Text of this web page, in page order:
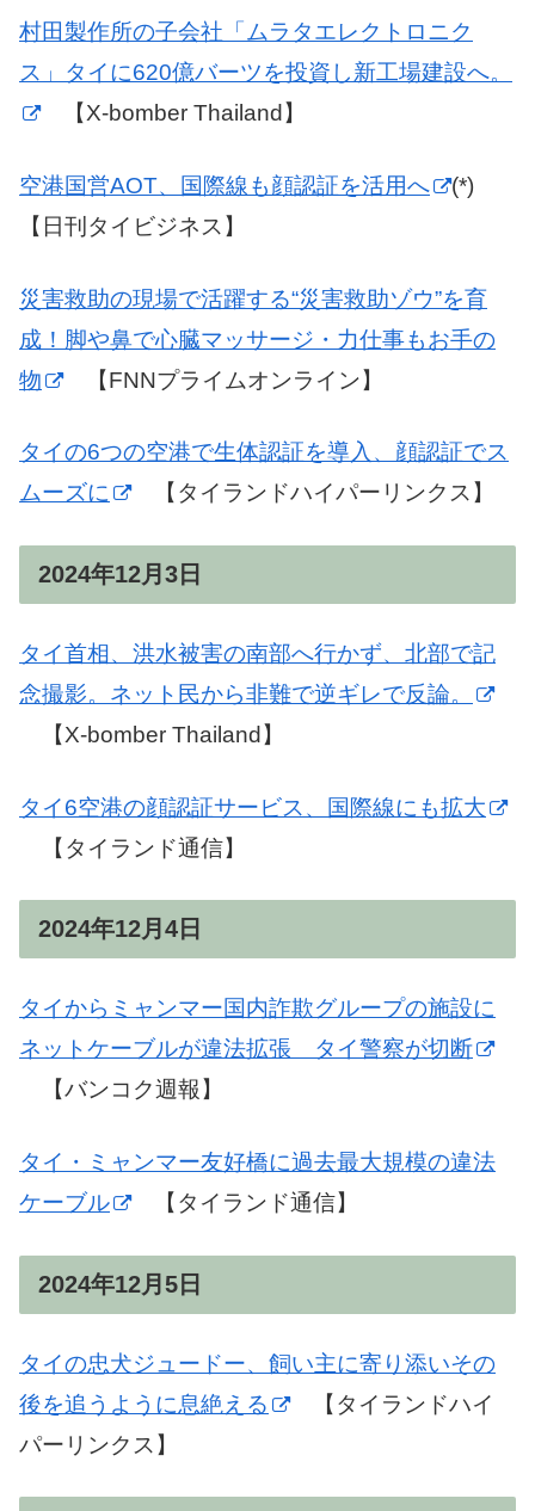
村田製作所の子会社「ムラタエレクトロニク
ス」タイに620億バーツを投資し新工場建設へ。
【X-bomber Thailand】
空港国営AOT、国際線も顔認証を活用へ
(*)
【日刊タイビジネス】
災害救助の現場で活躍する“災害救助ゾウ”を育
成！脚や鼻で心臓マッサージ・力仕事もお手の
物
【FNNプライムオンライン】
タイの6つの空港で生体認証を導入、顔認証でス
ムーズに
【タイランドハイパーリンクス】
2024年12月3日
タイ首相、洪水被害の南部へ行かず、北部で記
念撮影。ネット民から非難で逆ギレで反論。
【X-bomber Thailand】
タイ6空港の顔認証サービス、国際線にも拡大
【タイランド通信】
2024年12月4日
タイからミャンマー国内詐欺グループの施設に
ネットケーブルが違法拡張 タイ警察が切断
【バンコク週報】
タイ・ミャンマー友好橋に過去最大規模の違法
ケーブル
【タイランド通信】
2024年12月5日
タイの忠犬ジュードー、飼い主に寄り添いその
後を追うように息絶える
【タイランドハイ
パーリンクス】